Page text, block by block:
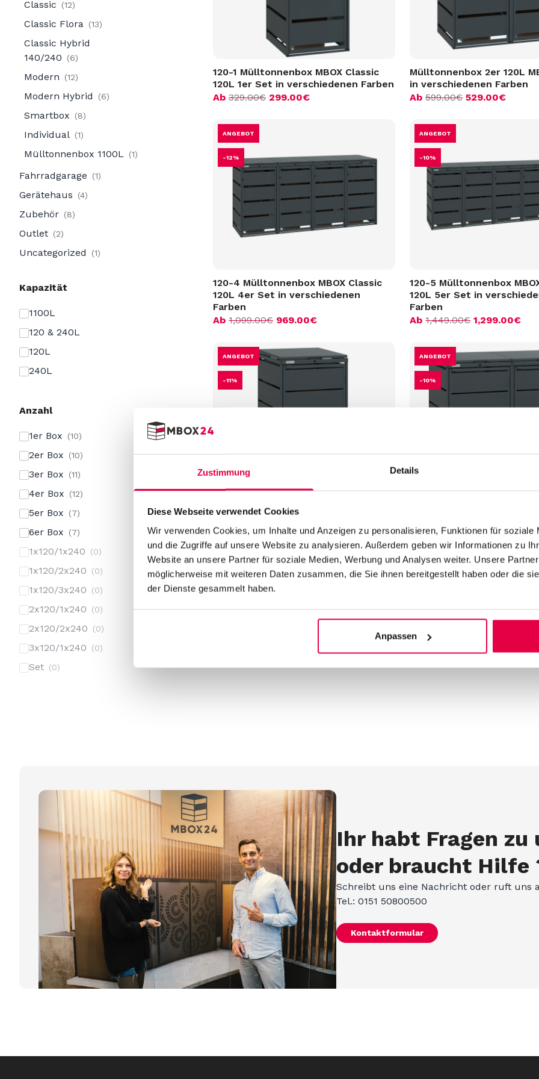
Zustimmung Details
Diese Webseite verwendet Cookies
Wir verwenden Cookies, um Inhalte und Anzeigen zu personalisieren, Funktionen für soziale
und die Zugriffe auf unsere Website zu analysieren. Außerdem geben wir Informationen zu
Website an unsere Partner für soziale Medien, Werbung und Analysen weiter. Unsere
möglicherweise mit weiteren Daten zusammen, die Sie ihnen bereitgestellt haben oder die
der Dienste gesammelt haben.
Anpassen
MBOX Smartbox
Classic 12
Classic Flora 13
Classic Hybrid
140/240
6
Modern 12
Modern Hybrid 6
Smartbox 8
Individual 1
Mülltonnenbox 1100L 1
Fahrradgarage 1
Gerätehaus 4
Zubehör 8
Outlet 2
Uncategorized 1
Kapazität
1100L
120 & 240L
120L
240L
Anzahl
1er Box 10
2er Box 10
3er Box 11
4er Box 12
5er Box 7
6er Box 7
1x120/1x240 0
1x120/2x240 0
1x120/3x240 0
2x120/1x240 0
2x120/2x240 0
3x120/1x240 0
Set 0
120-1 Mülltonnenbox MBOX Classic
120L 1er Set in verschiedenen Farben
Ab 329.00€ 299.00€
Mülltonnenbox 2er 120L
in verschiedenen Farben
Ab599.00€ 529.00€
-12%
ANGEBOT
120-4 Mülltonnenbox MBOX Classic
120L 4er Set in verschiedenen
Farben
Ab 1,099.00€ 969.00€
-10%
ANGEBOT
120-5 Mülltonnenbox
120L 5er Set in
Farben
Ab1,449.00€ 1,299.00€
-11%
ANGEBOT
240-1 Mülltonnenbox MBOX Classic
240L 1er Set in verschiedenen
Farben
Ab 449.00 € 399.00€
-10%
ANGEBOT
Farben
Ab699.00€ 629.00€
Ihr habt Fragen
oder braucht Hilfe
Schreibt uns eine Nachricht oder ruft uns
Tel.: 0151 50800500
Kontaktformular
E-mail Telefonnummer
Kommentar oder Nachricht*
Nachname
RAL-Farbe
RAL
Menge (Stück)